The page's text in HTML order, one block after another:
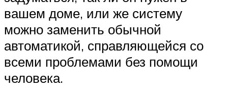
вашем доме, или же систему
можно заменить обычной
автоматикой, справляющейся со
всеми проблемами без помощи
человека.